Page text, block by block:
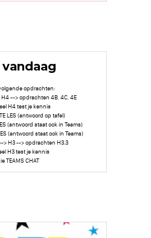
opdrachten:
--> opdrachten 4B, 4C, 4E
H4 test je kennis
LES (antwoord op tafel)
(antwoord staat ook in Teams)
(antwoord staat ook in Teams)
> H3 --> opdrachten H3.3
H3 test je kennis
TEAMS CHAT